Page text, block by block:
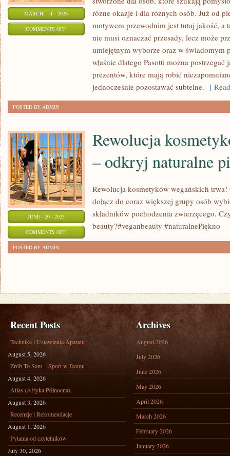
MARCH - 11 - 2026
COMMENTS OFFON
różne okazje i dla różnych osób. Już od
motywem przewodnim jest tutaj jakość, a
nie musi oznaczać przesady, lecz może
umiejętnym wyborze oraz w świadomym
właśnie dlatego Pasotti można
prezentów, które mają robić
jednocześnie pozostawać subtelne. [
POSTED BY ADMIN
JUNE - 20 - 2025
COMMENTS OFFON
ODKRYJ
NATURALNE
PIĘKNO!
Rewolucja
– odkryj naturalne
Rewolucja kosmetyków wegańskich
dołącz do coraz większej grupy osób
składników pochodzenia zwierzęcego.
beauty?#veganbeauty #naturalnePiękno
POSTED BY ADMIN
Recent Posts
Technika i Ustawienia Aparatu
August 5, 2026
Zrób To Sam – Sport w Domu
August 4, 2026
Atlas (Afryka Północna)
August 3, 2026
Recenzje i Rekomendacje
August 1, 2026
Pytania od czytelników
July 30, 2026
Archives
August 2026
July 2026
June 2026
May 2026
April 2026
March 2026
February 2026
January 2026